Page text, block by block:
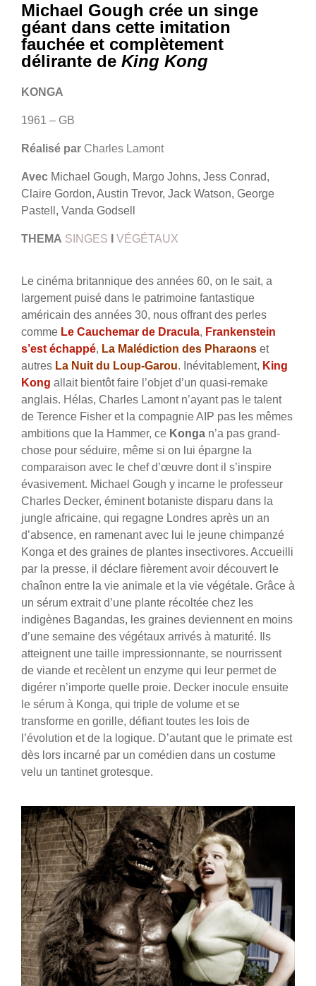
Michael Gough crée un singe
géant dans cette imitation
fauchée et complètement
délirante de King Kong
KONGA
1961 – GB
Réalisé par Charles Lamont
Avec Michael Gough, Margo Johns, Jess Conrad,
Claire Gordon, Austin Trevor, Jack Watson, George
Pastell, Vanda Godsell
THEMA SINGES VÉGÉTAUX
Le cinéma britannique des années 60, on le sait, a
largement puisé dans le patrimoine fantastique
américain des années 30, nous offrant des perles
comme Le Cauchemar de Dracula, Frankenstein
s’est échappé, La Malédiction des Pharaons et
autres La Nuit du Loup-Garou. Inévitablement, King
Kong allait bientôt faire l’objet d’un quasi-remake
anglais. Hélas, Charles Lamont n’ayant pas le talent
de Terence Fisher et la compagnie AIP pas les mêmes
ambitions que la Hammer, ce Konga n’a pas grand-
chose pour séduire, même si on lui épargne la
comparaison avec le chef d’œuvre dont il s’inspire
évasivement. Michael Gough y incarne le professeur
Charles Decker, éminent botaniste disparu dans la
jungle africaine, qui regagne Londres après un an
d’absence, en ramenant avec lui le jeune chimpanzé
Konga et des graines de plantes insectivores. Accueilli
par la presse, il déclare fièrement avoir découvert le
chaînon entre la vie animale et la vie végétale. Grâce à
un sérum extrait d’une plante récoltée chez les
indigènes Bagandas, les graines deviennent en moins
d’une semaine des végétaux arrivés à maturité. Ils
atteignent une taille impressionnante, se nourrissent
de viande et recèlent un enzyme qui leur permet de
digérer n’importe quelle proie. Decker inocule ensuite
le sérum à Konga, qui triple de volume et se
transforme en gorille, défiant toutes les lois de
l’évolution et de la logique. D’autant que le primate est
dès lors incarné par un comédien dans un costume
velu un tantinet grotesque.